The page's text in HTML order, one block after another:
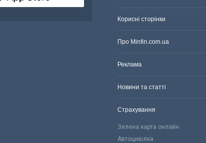
Корисні сторінки
Про Minfin.com.ua
Реклама
Новини та статті
Страхування
Зелена карта онлайн
Автоцивілка